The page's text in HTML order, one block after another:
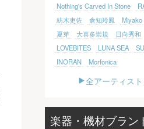
Nothing's Carved In Stone
紡木吏佐
倉知玲鳳 Miyako
夏芽
大喜多崇規 日向秀和
LOVEBITES
LUNA SEA
INORAN
Morfonica
全アーティス
楽器・機材ブラン